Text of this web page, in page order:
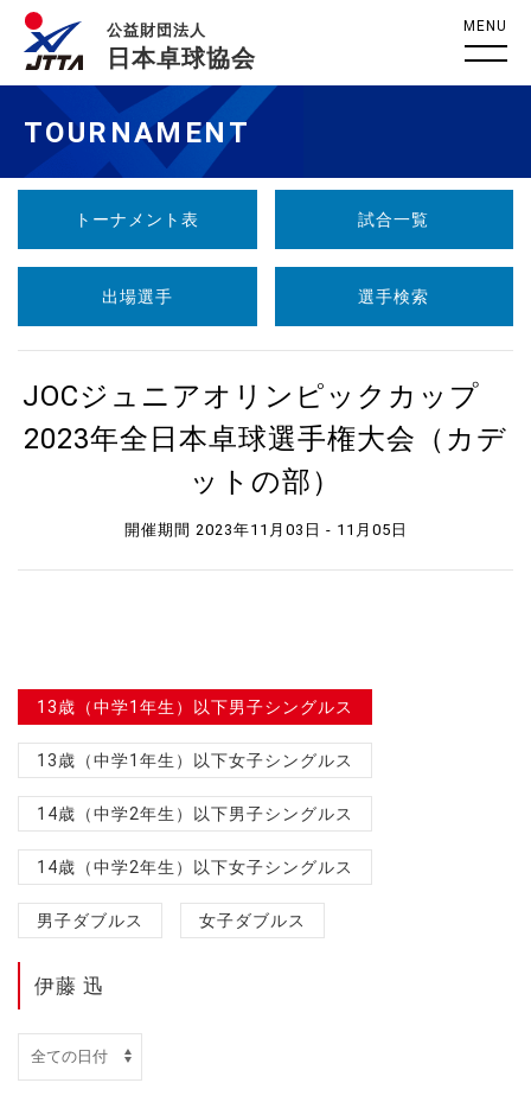
公益財団法人
日本卓球協会
MENU
TOURNAMENT
トーナメント表 試合一覧
出場選手 選手検索
JOCジュニアオリンピックカップ
2023年全日本卓球選手権大会（カデ
ットの部）
開催期間 2023年11月03日 - 11月05日
13歳（中学1年生）以下男子シングルス
13歳（中学1年生）以下女子シングルス
14歳（中学2年生）以下男子シングルス
14歳（中学2年生）以下女子シングルス
男子ダブルス 女子ダブルス
伊藤 迅